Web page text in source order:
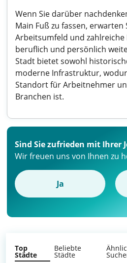
Wenn Sie darüber
Main Fuß zu fassen, erwarten
Arbeitsumfeld und zahlreiche
beruflich und persönlich
Stadt bietet sowohl
moderne Infrastruktur,
Standort für Arbeitnehmer
Branchen ist.
Sind Sie zufrieden mit Ihrer
Wir freuen uns von Ihnen zu
Ja
Top
Städte
Beliebte
Städte